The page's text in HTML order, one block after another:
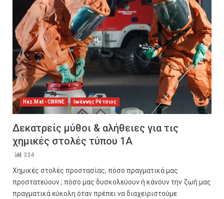
Haz.Mat - CBRNE Ιωάννης Ρέτσιος
Δεκατρείς μύθοι & αλήθειες για τις
χημικές στολές τύπου 1Α
334
Χημικές στολές προστασίας, πόσο πραγματικά μας
προστατεύουν ; πόσο μας δυσκολεύουν ή κάνουν την ζωή μας
πραγματικά εύκολη όταν πρέπει να διαχειριστούμε